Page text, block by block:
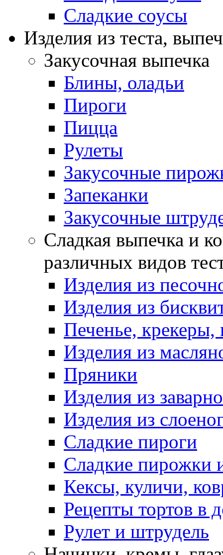
Сладкие соусы
Изделия из теста,
Закусочная выпечка
Блины, оладьи
Пироги
Пицца
Рулеты
Закусочные
Запеканки
Закусочные
Сладкая выпечка и
различных видов
Изделия из
Изделия из
Печенье, крекеры,
Изделия из
Пряники
Изделия из
Изделия из
Сладкие пироги
Сладкие пирожки
Кексы, куличи,
Рецепты тортов в
Рулет и штрудель